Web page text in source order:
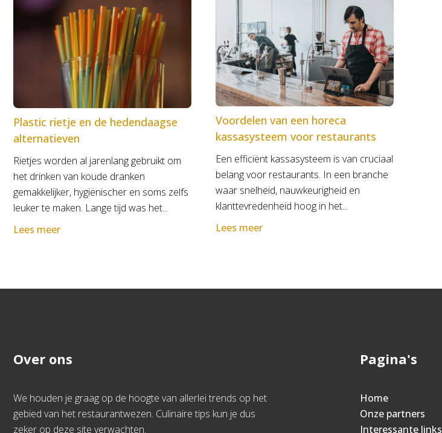
Plastic rietje en de hedendaagse
alternatieven
Rietjes worden al jarenlang gebruikt om
het drinken van koude dranken
gemakkelijker, hygiënischer en soms zelfs
leuker te maken. Lange tijd was het...
Lees meer
Voordelen van een horeca
kassasysteem voor restaurants
Een efficiënt kassasysteem is van cruciaal
belang voor restaurants. In een branche
waar snelheid, nauwkeurigheid en
klanttevredenheid hoog in het...
Lees meer
Over ons
We houden je graag op de hoogte van allerlei trends op het
gebied van het restaurantwezen. Culinaire tips kun je dus
zeker op deze site verwachten.
Pagina's
Home
Onze partners
Interessante links